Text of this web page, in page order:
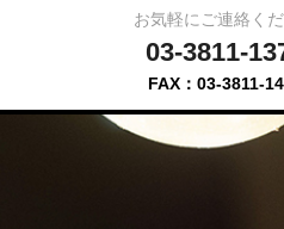
お気軽にご連絡く
03-3811-
FAX：03-3811-